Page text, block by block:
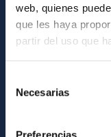
web, quienes
que les haya
partir del uso que
Necesarias
Preferencias
Registro general
INFORMACIÓN
Legislación